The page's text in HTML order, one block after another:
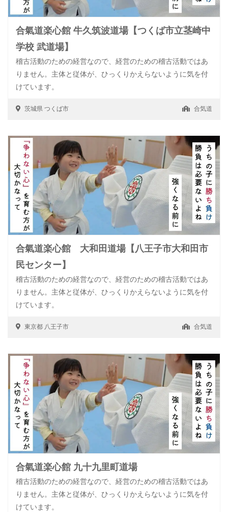
合氣道楽心館 牛久筑波道場【つくば市立茎崎中
学校 武道場】
稽古活動のための経営なので、経営のための稽古活動ではあ
りません。主体と従体が、ひっくりかえらないように気を付
けています。
茨城県 つくば市 合気道
合氣道楽心館 大和田道場【八王子市大和田市
民センター】
稽古活動のための経営なので、経営のための稽古活動ではあ
りません。主体と従体が、ひっくりかえらないように気を付
けています。
東京都 八王子市 合気道
合氣道楽心館 九十九里町道場
稽古活動のための経営なので、経営のための稽古活動ではあ
りません。主体と従体が、ひっくりかえらないように気を付
けています。